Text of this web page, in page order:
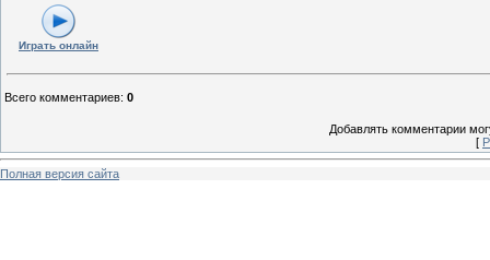
Играть онлайн
Всего комментариев: 0
Добавлять комментарии
[
Полная версия сайта